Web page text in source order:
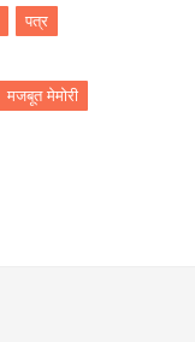
पत्र
मजबूत मेमोरी